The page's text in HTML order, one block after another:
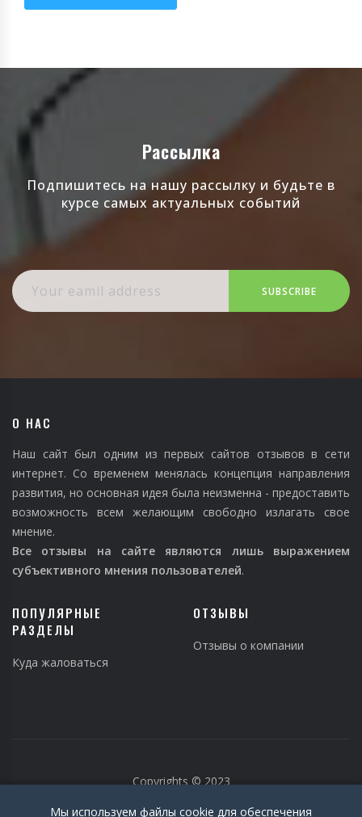
Рассылка
Подпишитесь на нашу рассылку и будьте в
курсе самых актуальных событий
SUBSCRIBE
О НАС
Наш сайт был одним из первых сайтов отзывов в сети
интернет. Со временем менялась концепция направления
развития, но основная идея была неизменна - предоставить
возможность всем желающим свободно излагать свое
мнение.
Все отзывы на сайте являются лишь выражением
субъективного мнения пользователей.
ПОПУЛЯРНЫЕ
РАЗДЕЛЫ
Куда жаловаться
ОТЗЫВЫ
Отзывы о компании
Copyrights © 2023
Мы используем файлы cookie для обеспечения